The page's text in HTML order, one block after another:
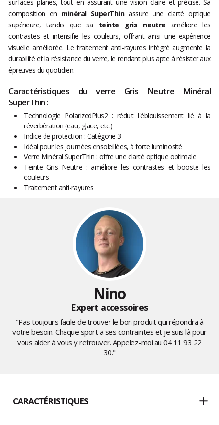
surfaces planes, tout en assurant une vision claire et précise. Sa
composition en minéral SuperThinassure une clarté optique
supérieure, tandis que sa teinte gris neutre améliore les
contrastes et intensifie les couleurs, offrant ainsi une expérience
visuelle améliorée. Le traitement anti-rayures intégré augmente la
durabilité et la résistance du verre, le rendant plus apte à résister aux
épreuves du quotidien.
Caractéristiques du verre Gris Neutre Minéral
SuperThin :
Technologie PolarizedPlus2 : réduit l'éblouissement lié à la
réverbération (eau, glace, etc.)
Indice de protection : Catégorie 3
Idéal pour les journées ensoleillées, à forte luminosité
Verre Minéral SuperThin : offre une clarté optique optimale
Teinte Gris Neutre : améliore les contrastes et booste les
couleurs
Traitement anti-rayures
Nino
Expert accessoires
"Pas toujours facile de trouver le bon produit qui répondra à
votre besoin. Chaque sport a ses contraintes et je suis là pour
vous aider à vous y retrouver. Appelez-moi au04 11 93 22
30."
CARACTÉRISTIQUES